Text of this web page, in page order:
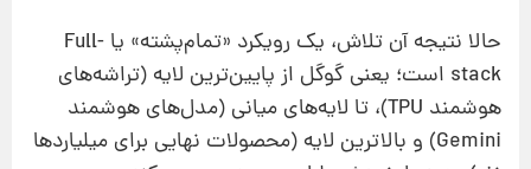
حالا نتیجه‌ آن تلاش، یک رویکرد «تمام‌پشته» یا Full-
stack است؛ یعنی گوگل از پایین‌ترین لایه (تراشه‌های
هوشمند TPU)، تا لایه‌های میانی (مدل‌های هوشمند
Gemini) و بالاترین لایه (محصولات نهایی برای میلیاردها